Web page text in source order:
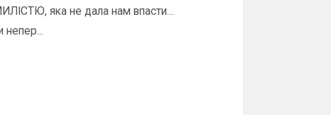
яка не дала нам впасти…
непер...